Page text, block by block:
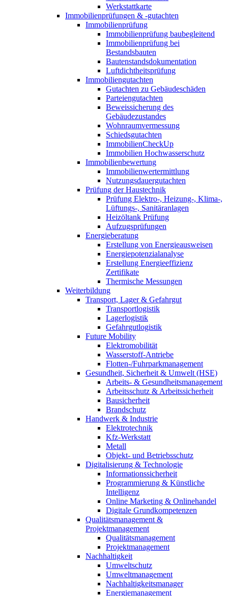
Werkstattkarte
Immobilienprüfungen & -gutachten
Immobilienprüfung
Immobilienprüfung baubegleitend
Immobilienprüfung bei
Bestandsbauten
Bautenstandsdokumentation
Luftdichtheitsprüfung
Immobiliengutachten
Gutachten zu Gebäudeschäden
Parteiengutachten
Beweissicherung des
Gebäudezustandes
Wohnraumvermessung
Schiedsgutachten
ImmobilienCheckUp
Immobilien Hochwasserschutz
Immobilienbewertung
Immobilienwertermittlung
Nutzungsdauergutachten
Prüfung der Haustechnik
Prüfung Elektro-, Heizung-, Klima-,
Lüftungs-, Sanitäranlagen
Heizöltank Prüfung
Aufzugsprüfungen
Energieberatung
Erstellung von Energieausweisen
Energiepotenzialanalyse
Erstellung Energieeffizienz
Zertifikate
Thermische Messungen
Weiterbildung
Transport, Lager & Gefahrgut
Transportlogistik
Lagerlogistik
Gefahrgutlogistik
Future Mobility
Elektromobilität
Wasserstoff-Antriebe
Flotten-/Fuhrparkmanagement
Gesundheit, Sicherheit & Umwelt (HSE)
Arbeits- & Gesundheitsmanagement
Arbeitsschutz & Arbeitssicherheit
Bausicherheit
Brandschutz
Handwerk & Industrie
Elektrotechnik
Kfz-Werkstatt
Metall
Objekt- und Betriebsschutz
Digitalisierung & Technologie
Informationssicherheit
Programmierung & Künstliche
Intelligenz
Online Marketing & Onlinehandel
Digitale Grundkompetenzen
Qualitätsmanagement &
Projektmanagement
Qualitätsmanagement
Projektmanagement
Nachhaltigkeit
Umweltschutz
Umweltmanagement
Nachhaltigkeitsmanager
Energiemanagement